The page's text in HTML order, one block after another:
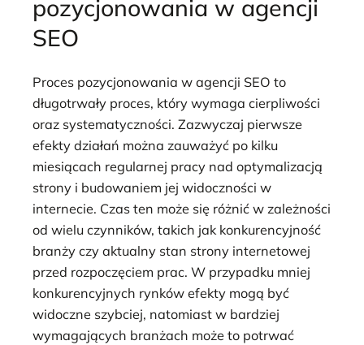
pozycjonowania w agencji
SEO
Proces pozycjonowania w agencji SEO to
długotrwały proces, który wymaga cierpliwości
oraz systematyczności. Zazwyczaj pierwsze
efekty działań można zauważyć po kilku
miesiącach regularnej pracy nad optymalizacją
strony i budowaniem jej widoczności w
internecie. Czas ten może się różnić w zależności
od wielu czynników, takich jak konkurencyjność
branży czy aktualny stan strony internetowej
przed rozpoczęciem prac. W przypadku mniej
konkurencyjnych rynków efekty mogą być
widoczne szybciej, natomiast w bardziej
wymagających branżach może to potrwać